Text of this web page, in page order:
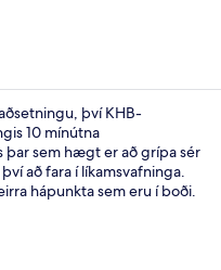
því KHB-
10 mínútna
sem hægt er að grípa sér
að fara í líkamsvafninga.
hápunkta sem eru í boði.